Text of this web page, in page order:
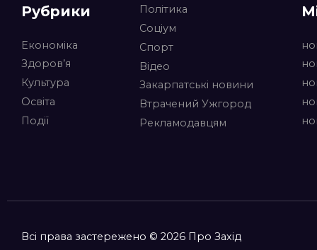
Рубрики
Економіка
Здоров’я
Культура
Освіта
Події
Політика
Соціум
Спорт
Відео
Закарпатські новини
Втрачений Ужгород
Рекламодавцям
Всі права застережено © 2026 Про Захід